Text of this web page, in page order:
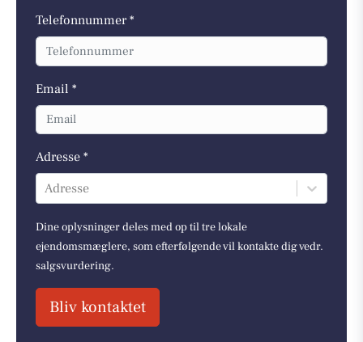
Telefonnummer *
Email *
Adresse *
Adresse
Dine oplysninger deles med op til tre lokale
ejendomsmæglere, som efterfølgende vil kontakte dig vedr.
salgsvurdering.
Bliv kontaktet